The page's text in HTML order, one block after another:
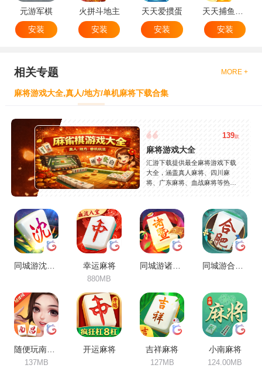
元游军棋
安装
火拼斗地主
安装
天天爱掼蛋
安装
安装
相关专题 MORE +
麻将游戏大全,真人/地方/单机麻将下载合集
139款
麻将游戏大全
汇游下载提供最全麻将游戏下载
大全，涵盖真人麻将、四川麻
将、广东麻将、血战麻将等热门
富，安全稳定，持续更新。
同城游沈阳麻将 幸运麻将
880MB
同城游诸暨包麻将
随便玩南昌麻将
137MB
开运麻将 吉祥麻将
127MB
小南麻将
124.00MB